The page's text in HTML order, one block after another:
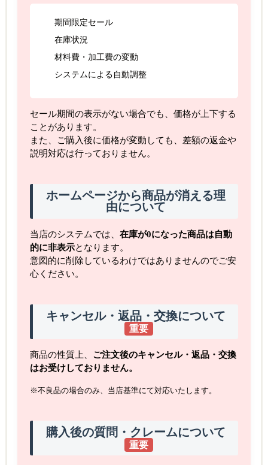
期間限定セール
在庫状況
材料費・加工費の変動
システムによる自動調整
セール期間の表示がない場合でも、価格が上下する
ことがあります。
また、ご購入後に価格が変動しても、差額の返金や
説明対応は行っておりません。
ホームページから商品が消える理
由について
当店のシステムでは、 在庫が0になった商品は自動
的に非表示となります。
意図的に削除しているわけではありませんのでご安
心ください。
キャンセル・返品・交換について
重要
商品の性質上、 ご注文後のキャンセル・返品・交換
はお受けしておりません。
※不良品の場合のみ、当店基準にて対応いたします。
購入後の質問・クレームについて
重要